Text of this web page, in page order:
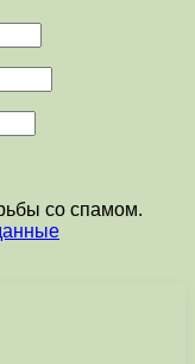
со спамом.